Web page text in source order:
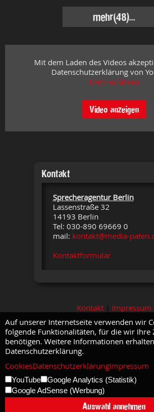
mehr(48)...
Mit dem Laden des Videos
Datenschutzerklärung von
Mehr erfahren
Video anzeigen
Kontakt
Sprecheragentur Berlin
Lassenstraße 32
14193 Berlin
Tel: 030-890 69669 0
mail: kontakt@media-
Kontaktformular
Kontakt| Impressum
Auf unserer Internetseite verwenden wir
folgende Funktionalitäten, für die wir Ihre
benötigen. Weitere Informationen
Datenschutzerklärung.
CookiesDatenschutzerklärungImpressum
YouTube
Google Analytics (Statistik)
Google AdSense (Werbung)
Auswahl annehmen